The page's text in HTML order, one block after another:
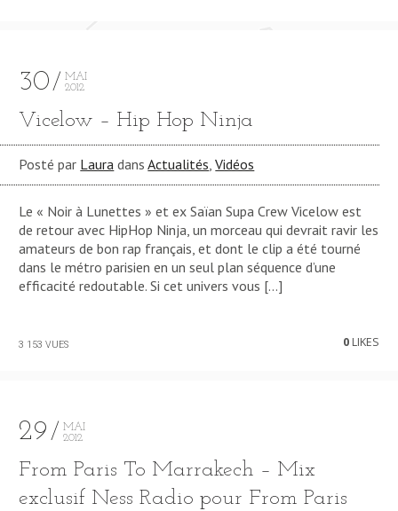
30
MAI
2012
Vicelow – Hip Hop Ninja
Posté par Laura dansActualités ,Vidéos
Le « Noir à Lunettes » et ex Saïan Supa Crew Vicelow est
de retour avec HipHop Ninja, un morceau qui devrait ravir les
amateurs de bon rap français, et dont le clip a été tourné
dans le métro parisien en un seul plan séquence d’une
efficacité redoutable. Si cet univers vous […]
3 153 VUES 0LIKES
29
MAI
2012
From Paris To Marrakech – Mix
exclusif Ness Radio pour From Paris